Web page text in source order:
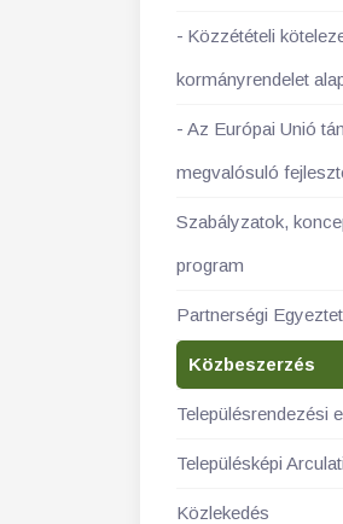
Közzétételi
kormányrendelet
Az Európai Unió
megvalósuló
Szabályzatok,
program
Partnerségi
Közbeszerzés
Településrendezési
Településképi
Közlekedés